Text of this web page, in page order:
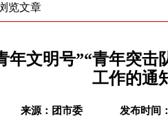
览文章
年文明号”“青年突
工作的通
来源：团市委
发布时间